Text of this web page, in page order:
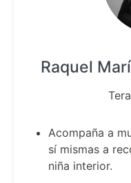
Raquel
Acompaña a
sí mismas a
niña interior.